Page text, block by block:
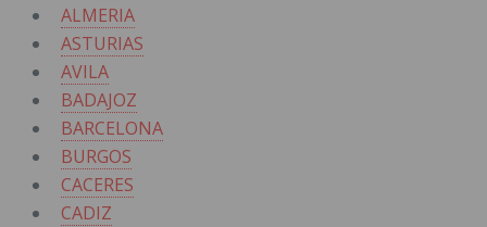
ALMERIA
ASTURIAS
AVILA
BADAJOZ
BARCELONA
BURGOS
CACERES
CADIZ